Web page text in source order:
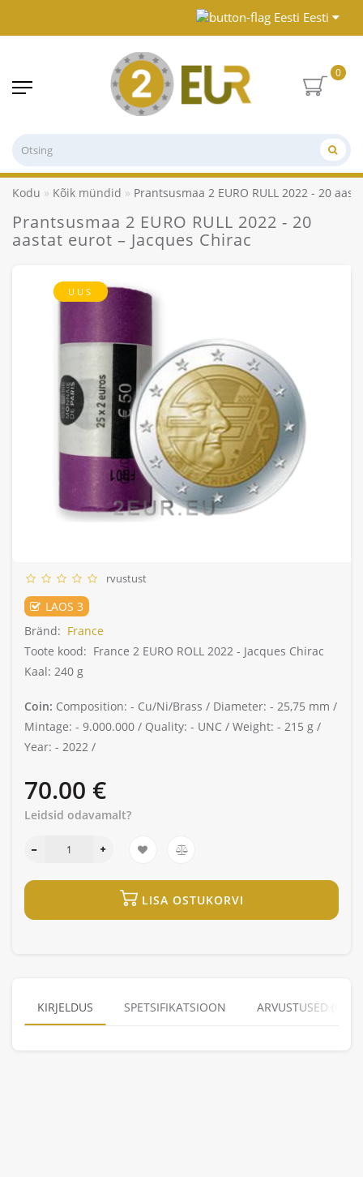
Eesti
0
Kodu Kõik mündid Prantsusmaa 2 EURO RULL 2022 - 20
Prantsusmaa 2 EURO RULL 2022 - 20
aastat eurot – Jacques Chirac
UUS
rvustust
LAOS 3
Bränd: France
Toote kood: France 2 EURO ROLL 2022 - Jacques Chirac
Kaal: 240 g
Coin: Composition: - Cu/Ni/Brass / Diameter: - 25,75 mm /
Mintage: - 9.000.000 / Quality: - UNC / Weight: - 215 g /
Year: - 2022 /
70.00 €
Leidsid odavamalt?
LISA OSTUKORVI
KIRJELDUS SPETSIFIKATSIOON ARVUSTUSED (0)